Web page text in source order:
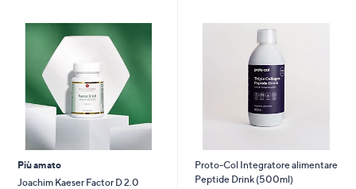
Più amato
Joachim Kaeser Factor D 2.0
Proto-Col Integratore alimentare
Peptide Drink (500ml)